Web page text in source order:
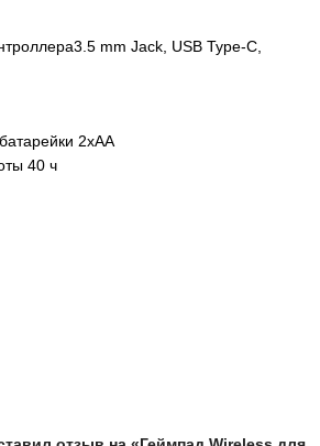
mm Jack, USB Type-C,
2xАА
40 ч